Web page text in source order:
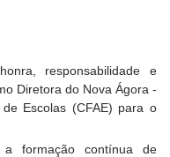
responsabilidade e
Diretora do Nova Ágora -
Escolas (CFAE) para o
formação contínua de